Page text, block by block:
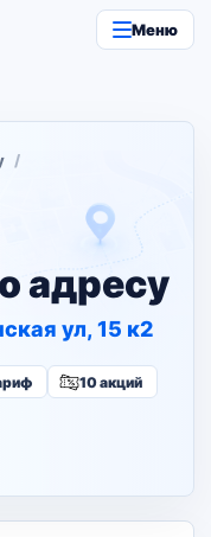
Меню
адресу
ул, 15 к2
10 акций